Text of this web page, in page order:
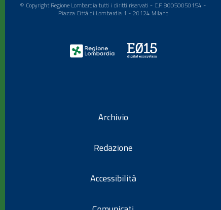
© Copyright Regione Lombardia tutti i diritti riservati - C.F. 80050050154 -
Piazza Città di Lombardia 1 - 20124 Milano
Archivio
Redazione
Accessibilità